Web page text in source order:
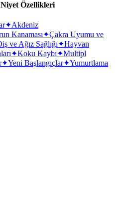
Özellikleri
✦Akdeniz
Kanaması✦Çakra Uyumu ve
ve Ağız Sağlığı✦Hayvan
✦Koku Kaybı✦Multipl
✦Yeni Başlangıçlar✦Yumurtlama